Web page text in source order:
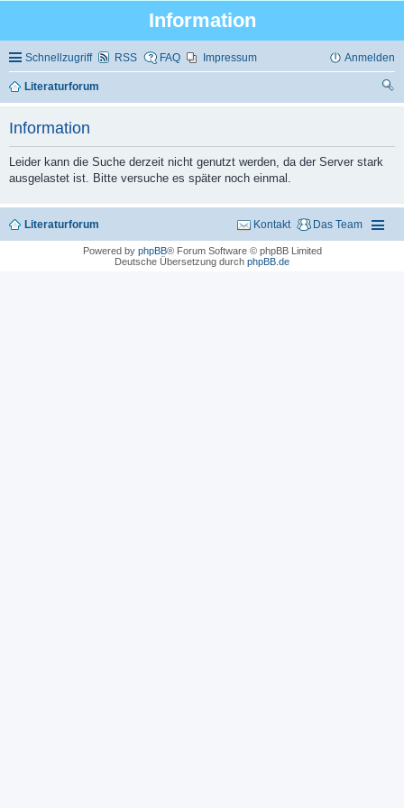
Information
Schnellzugriff RSS FAQ Impressum Anmelden
Literaturforum
Information
Leider kann die Suche derzeit nicht genutzt werden, da der Server stark
ausgelastet ist. Bitte versuche es später noch einmal.
Literaturforum Das Team
Kontakt
Powered by phpBB® Forum Software © phpBB Limited
Deutsche Übersetzung durch phpBB.de